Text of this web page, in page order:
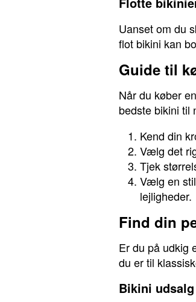
Uanset om du
flot bikini kan
Guide til
Når du køber
bedste bikini til
Kend din
Vælg det
Tjek
Vælg en
lejligheder.
Find din
Er du på udkig
du er til
Bikini